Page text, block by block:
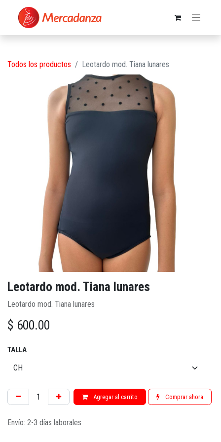
Todos los productos Leotardo mod. Tiana lunares
Leotardo mod. Tiana lunares
Leotardo mod. Tiana lunares
$ 600.00
TALLA
Agregar al carrito Comprar ahora
Envío: 2-3 días laborales